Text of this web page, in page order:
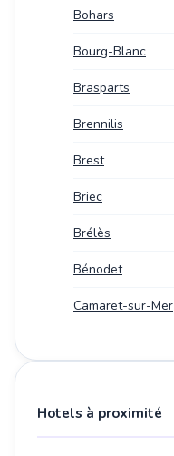
Bohars
Bourg-Blanc
Brasparts
Brennilis
Brest
Briec
Brélès
Bénodet
Camaret-sur-Mer
Hotels à proximité